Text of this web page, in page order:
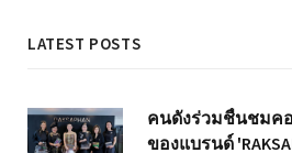
LATEST POSTS
คนดังร่วมชื่นชมค
ของแบรนด์